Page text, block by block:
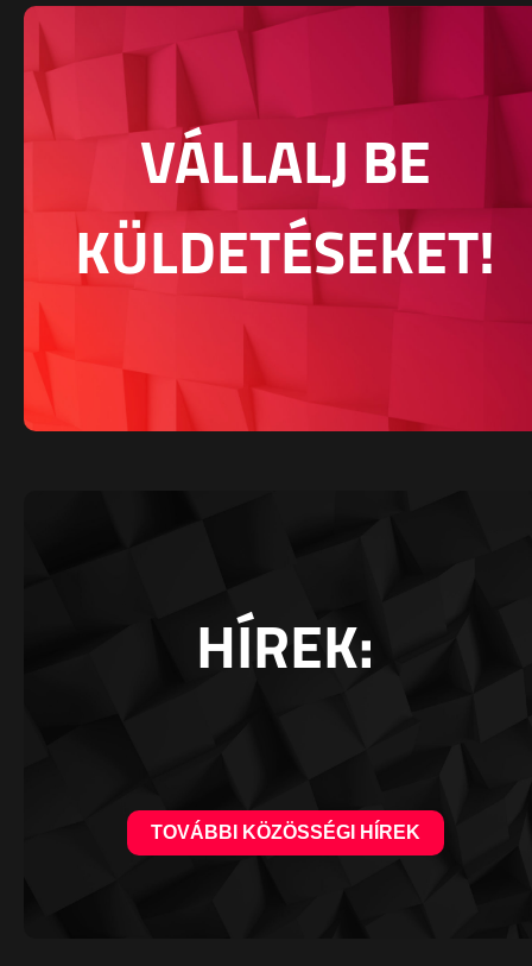
VÁLLALJ BE
KÜLDETÉSEKET!
HÍREK:
TOVÁBBI KÖZÖSSÉGI HÍREK